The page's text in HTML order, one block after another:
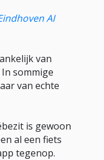
AI
van
sommige
van echte
is gewoon
al een fiets
tegenop.